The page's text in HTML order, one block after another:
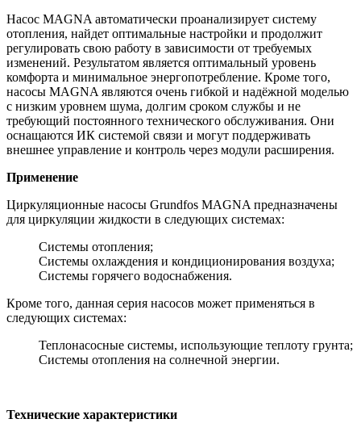
Насос MAGNA автоматически проанализирует систему
отопления, найдет оптимальные настройки и продолжит
регулировать свою работу в зависимости от требуемых
изменений. Результатом является оптимальный уровень
комфорта и минимальное энергопотребление. Кроме того,
насосы MAGNA являются очень гибкой и надёжной моделью
с низким уровнем шума, долгим сроком службы и не
требующий постоянного технического обслуживания. Они
оснащаются ИК системой связи и могут поддерживать
внешнее управление и контроль через модули расширения.
Применение
Циркуляционные насосы Grundfos MAGNA предназначены
для циркуляции жидкости в следующих системах:
Системы отопления;
Системы охлаждения и кондиционирования воздуха;
Системы горячего водоснабжения.
Кроме того, данная серия насосов может применяться в
следующих системах:
Теплонасосные системы, использующие теплоту грунта;
Системы отопления на солнечной энергии.
Технические характеристики